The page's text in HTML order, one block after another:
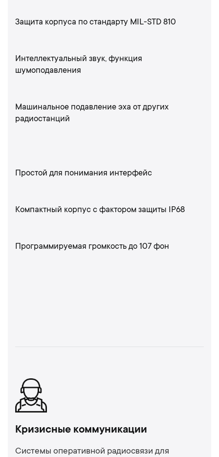
Защита корпуса по стандарту MIL-STD 810
Интеллектуальный звук, функция
шумоподавления
Машинальное подавление эха от других
радиостанций
Простой для понимания интерфейс
Компактный корпус с фактором защиты IP68
Программируемая громкость до 107 фон
Кризисные коммуникации
Системы оперативной радиосвязи для